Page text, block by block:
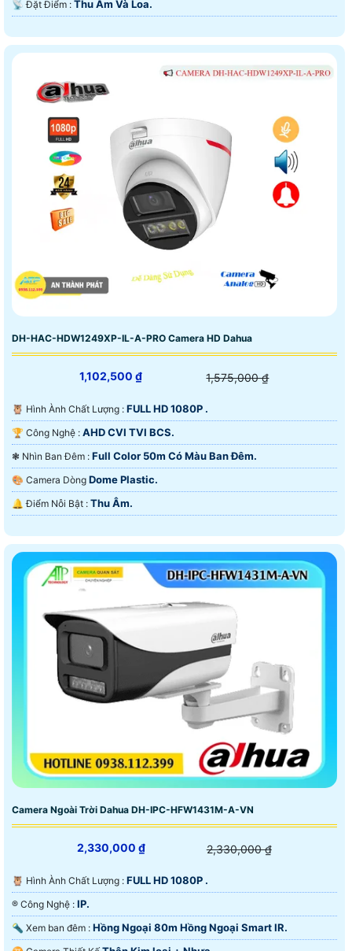
️📡 Đặt Điểm : Thu Âm Và Loa.
DH-HAC-HDW1249XP-IL-A-PRO Camera HD Dahua
1,102,500 ₫ 1,575,000 ₫
🦉 Hình Ành Chất Lượng : FULL HD 1080P .
🏆 Công Nghệ : AHD CVI TVI BCS.
❃ Nhìn Ban Đêm : Full Color 50m Có Màu Ban Ðêm.
🎨 Camera Dòng Dome Plastic.
️🔔 Điểm Nỗi Bật : Thu Âm.
Camera Ngoài Trời Dahua DH-IPC-HFW1431M-A-VN
2,330,000 ₫ 2,330,000 ₫
🦉 Hình Ành Chất Lượng : FULL HD 1080P .
®️ Công Nghệ : IP.
🔦 Xem ban đêm : Hồng Ngoại 80m Hồng Ngoại Smart IR.